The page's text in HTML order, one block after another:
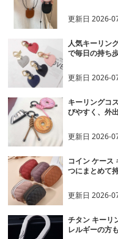
更新日2026-
人気キーリン
で毎日の持ち
更新日2026-
キーリングコ
びやすく、外
更新日2026-
コイン ケース
つにまとめて
更新日2026-
チタン キーリ
レルギーの方